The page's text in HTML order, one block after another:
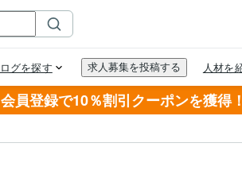
会員登録で10％割引クーポンを獲得！